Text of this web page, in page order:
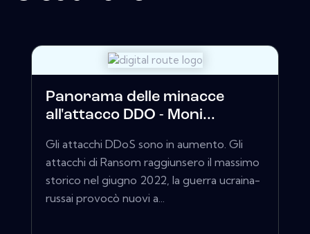
Panorama delle minacce
all'attacco DDO - Moni...
Gli attacchi DDoS sono in aumento. Gli
attacchi di Ransom raggiunsero il massimo
storico nel giugno 2022, la guerra ucraina-
russai provocò nuovi a...